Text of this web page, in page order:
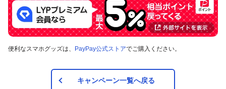
便利なスマホグッズは、 PayPay公式ストアでご購入ください。
キャンペーン一覧へ戻る